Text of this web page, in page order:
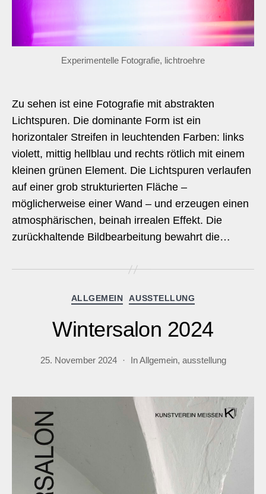
Experimentelle Fotografie, lichtroehre
Zu sehen ist eine Fotografie mit abstrakten
Lichtspuren. Die dominante Form ist ein
horizontaler Streifen in leuchtenden Farben: links
violett, mittig hellblau und rechts rötlich mit einem
kleinen grünen Element. Die Lichtspuren verlaufen
auf einer grob strukturierten Fläche –
möglicherweise einer Wand – und erzeugen einen
atmosphärischen, beinah irrealen Effekt. Die
zurückhaltende Bildbearbeitung bewahrt die…
Kategorien
ALLGEMEIN AUSSTELLUNG
Wintersalon 2024
25. November 2024 InAllgemein, ausstellung